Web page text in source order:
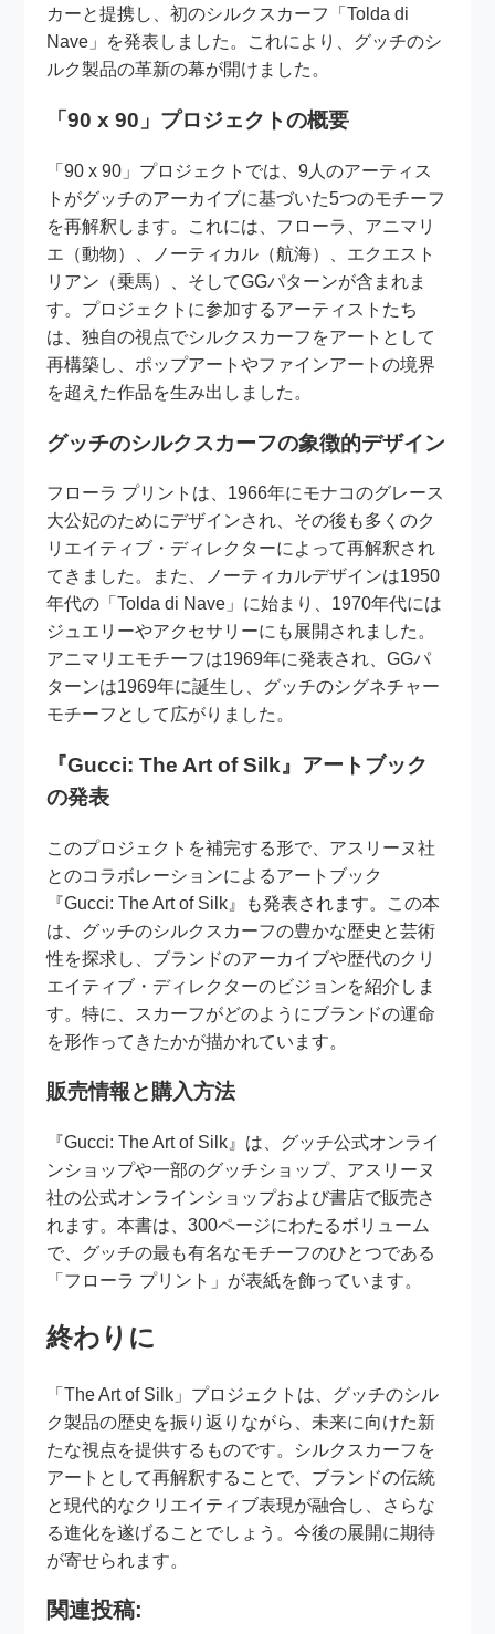
カーと提携し、初のシルクスカーフ「Tolda di
Nave」を発表しました。これにより、グッチのシ
ルク製品の革新の幕が開けました。
「90 x 90」プロジェクトの概要
「90 x 90」プロジェクトでは、9人のアーティス
トがグッチのアーカイブに基づいた5つのモチーフ
を再解釈します。これには、フローラ、アニマリ
エ（動物）、ノーティカル（航海）、エクエスト
リアン（乗馬）、そしてGGパターンが含まれま
す。プロジェクトに参加するアーティストたち
は、独自の視点でシルクスカーフをアートとして
再構築し、ポップアートやファインアートの境界
を超えた作品を生み出しました。
グッチのシルクスカーフの象徴的デザイン
フローラ プリントは、1966年にモナコのグレース
大公妃のためにデザインされ、その後も多くのク
リエイティブ・ディレクターによって再解釈され
てきました。また、ノーティカルデザインは1950
年代の「Tolda di Nave」に始まり、1970年代には
ジュエリーやアクセサリーにも展開されました。
アニマリエモチーフは1969年に発表され、GGパ
ターンは1969年に誕生し、グッチのシグネチャー
モチーフとして広がりました。
『Gucci: The Art of Silk』アートブック
の発表
このプロジェクトを補完する形で、アスリーヌ社
とのコラボレーションによるアートブック
『Gucci: The Art of Silk』も発表されます。この本
は、グッチのシルクスカーフの豊かな歴史と芸術
性を探求し、ブランドのアーカイブや歴代のクリ
エイティブ・ディレクターのビジョンを紹介しま
す。特に、スカーフがどのようにブランドの運命
を形作ってきたかが描かれています。
販売情報と購入方法
『Gucci: The Art of Silk』は、グッチ公式オンライ
ンショップや一部のグッチショップ、アスリーヌ
社の公式オンラインショップおよび書店で販売さ
れます。本書は、300ページにわたるボリューム
で、グッチの最も有名なモチーフのひとつである
「フローラ プリント」が表紙を飾っています。
終わりに
「The Art of Silk」プロジェクトは、グッチのシル
ク製品の歴史を振り返りながら、未来に向けた新
たな視点を提供するものです。シルクスカーフを
アートとして再解釈することで、ブランドの伝統
と現代的なクリエイティブ表現が融合し、さらな
る進化を遂げることでしょう。今後の展開に期待
が寄せられます。
関連投稿: